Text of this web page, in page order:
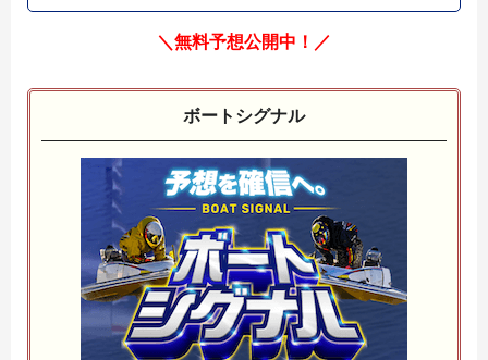
＼無料予想公開中！／
ボートシグナル